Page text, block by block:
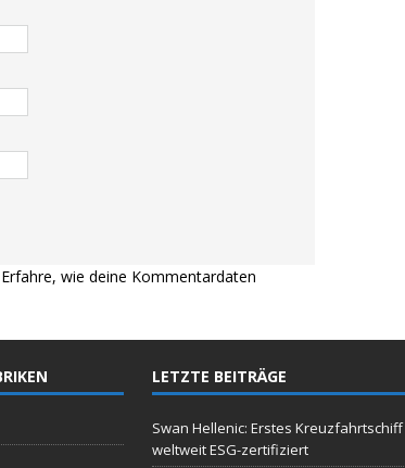
Erfahre, wie deine Kommentardaten
LETZTE BEITRÄGE
Swan Hellenic: Erstes Kreuzfahrtschiff
weltweit ESG-zertifiziert